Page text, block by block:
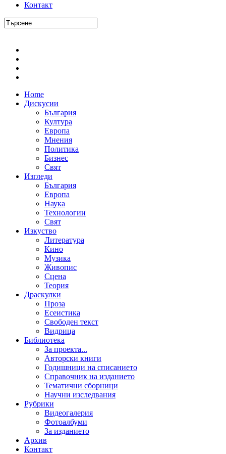
Контакт
Home
Дискусии
България
Култура
Европа
Мнения
Политика
Бизнес
Свят
Изгледи
България
Европа
Наука
Технологии
Свят
Изкуство
Литература
Кино
Музика
Живопис
Сцена
Теория
Драскулки
Проза
Есеистика
Свободен текст
Видрица
Библиотека
За проекта...
Авторски книги
Годишници на списанието
Справочник на изданието
Тематични сборници
Научни изследвания
Рубрики
Видеогалерия
Фотоалбуми
За изданието
Архив
Контакт